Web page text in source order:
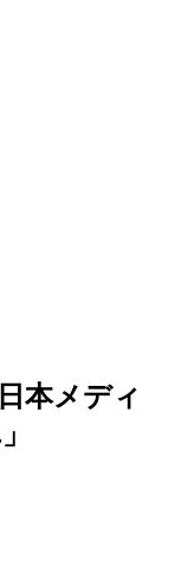
本メディ